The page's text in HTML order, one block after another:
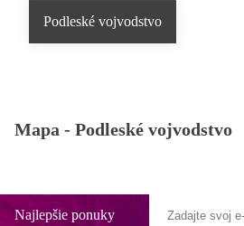
Podleské vojvodstvo
Mapa - Podleské vojvodstvo
Najlepšie ponuky